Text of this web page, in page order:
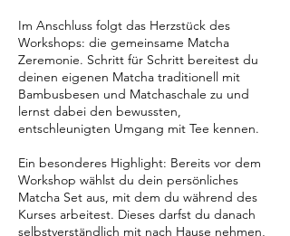
Im Anschluss folgt das Herzstück des
Workshops: die gemeinsame Matcha
Zeremonie. Schritt für Schritt bereitest du
deinen eigenen Matcha traditionell mit
Bambusbesen und Matchaschale zu und
lernst dabei den bewussten,
entschleunigten Umgang mit Tee kennen.
Ein besonderes Highlight: Bereits vor dem
Workshop wählst du dein persönliches
Matcha Set aus, mit dem du während des
Kurses arbeitest. Dieses darfst du danach
selbstverständlich mit nach Hause nehmen,